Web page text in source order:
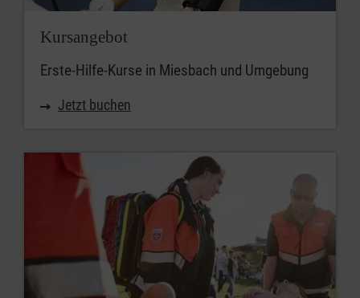
Umkreis
Passende Kurse suchen
Kursangebot
Erste-Hilfe-Kurse in Miesbach und Umgebung
Jetzt buchen